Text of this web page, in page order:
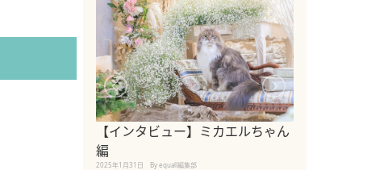
【インタビュー】ミカエルちゃん
編
2025年1月31日 By equall編集部